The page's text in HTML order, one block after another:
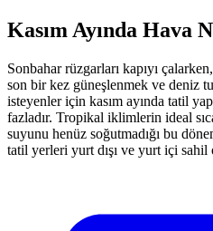
Kasım Ayında Hava
Sonbahar rüzgarları kapıyı
son bir kez güneşlenmek ve deniz
isteyenler için kasım ayında tatil
fazladır. Tropikal iklimlerin ideal
suyunu henüz soğutmadığı bu
tatil yerleri yurt dışı ve yurt içi